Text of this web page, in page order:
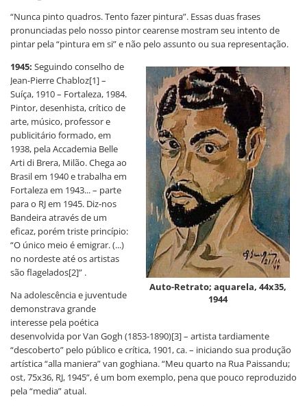
“Nunca pinto quadros. Tento fazer pintura”. Essas duas frases
pronunciadas pelo nosso pintor cearense mostram seu intento de
pintar pela “pintura em si” e não pelo assunto ou sua representação.
Auto-Retrato; aquarela, 44x35,
1944
1945: Seguindo conselho de
Jean-Pierre Chabloz[1] –
Suíça, 1910 – Fortaleza, 1984.
Pintor, desenhista, crítico de
arte, músico, professor e
publicitário formado, em
1938, pela Accademia Belle
Arti di Brera, Milão. Chega ao
Brasil em 1940 e trabalha em
Fortaleza em 1943... – parte
para o RJ em 1945. Diz-nos
Bandeira através de um
eficaz, porém triste princípio:
“O único meio é emigrar. (...)
no nordeste até os artistas
são flagelados[2]” .
Na adolescência e juventude
demonstrava grande
interesse pela poética
desenvolvida por Van Gogh (1853-1890)[3] – artista tardiamente
“descoberto” pelo público e crítica, 1901, ca. – iniciando sua produção
artística “alla maniera” van goghiana. “Meu quarto na Rua Paissandu;
ost, 75x36, RJ, 1945”, é um bom exemplo, pena que pouco reproduzido
pela “media” atual.